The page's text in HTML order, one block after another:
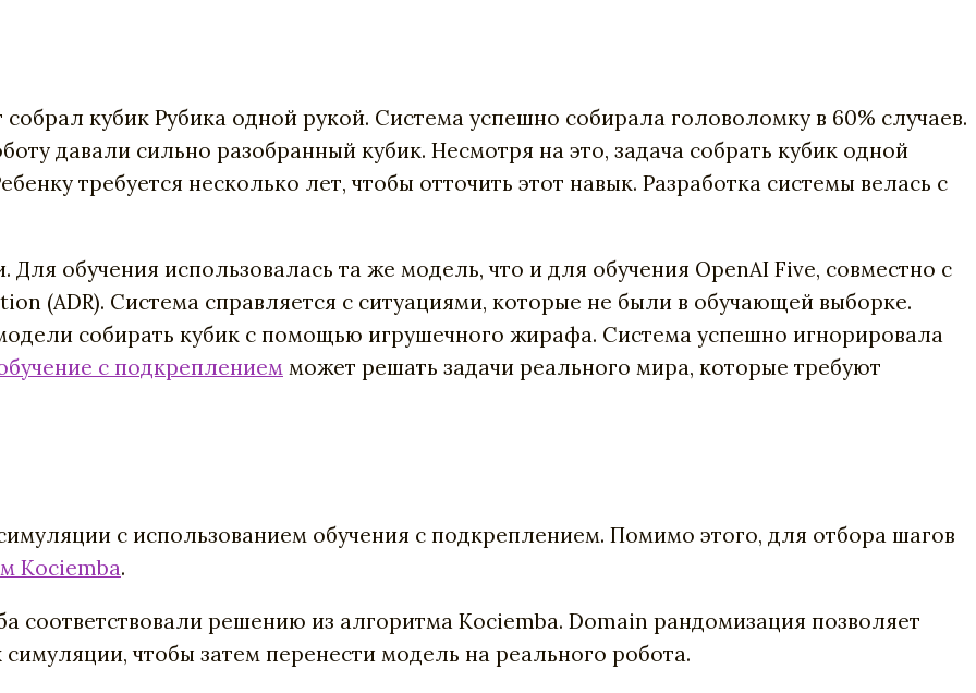
кубик Рубика одной рукой. Система успешно собирала головоломку в 60% случаев.
давали сильно разобранный кубик. Несмотря на это, задача собрать кубик одной
требуется несколько лет, чтобы отточить этот навык. Разработка системы велась с
обучения использовалась та же модель, что и для обучения OpenAI Five, совместно с
(ADR). Система справляется с ситуациями, которые не были в обучающей выборке.
собирать кубик с помощью игрушечного жирафа. Система успешно игнорировала
с подкреплением может решать задачи реального мира, которые требуют
с использованием обучения с подкреплением. Помимо этого, для отбора шагов
Kociemba.
соответствовали решению из алгоритма Kociemba. Domain рандомизация позволяет
чтобы затем перенести модель на реального робота.